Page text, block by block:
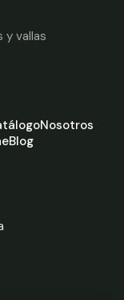
y vallas
Nosotros
Blog